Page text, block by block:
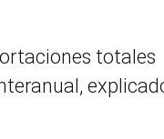
totales